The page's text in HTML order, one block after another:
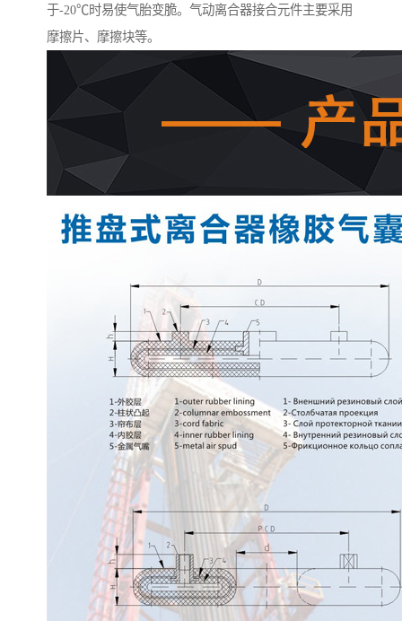
于-20℃时易使气胎变脆。气动离合器接合元件主要采用
摩擦片、摩擦块等。